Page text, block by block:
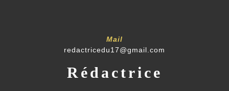
Mail
redactricedu17@gmail.com
Rédactrice